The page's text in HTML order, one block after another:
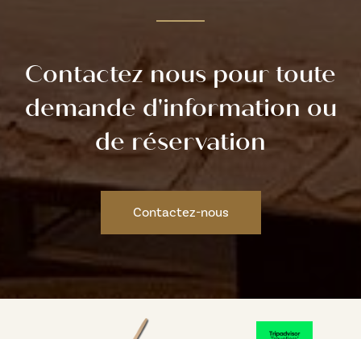
Contactez nous pour toute
demande d'information ou
de réservation
Contactez-nous